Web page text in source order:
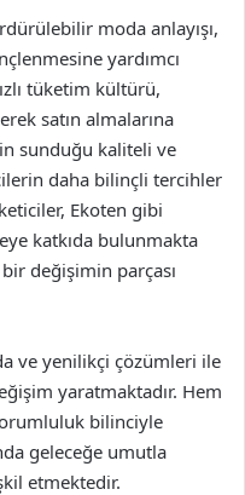
moda anlayışı,
yardımcı
tüketim kültürü,
satın almalarına
sunduğu kaliteli ve
daha bilinçli tercihler
Ekoten gibi
katkıda bulunmakta
değişimin parçası
ve yenilikçi çözümleri ile
yaratmaktadır. Hem
bilinciyle
geleceğe umutla
etmektedir.